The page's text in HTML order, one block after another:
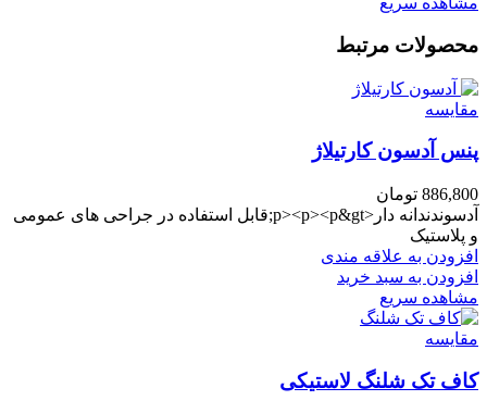
محصولات مرتبط
مقایسه
پنس آدسون کارتیلاژ
886,800 تومان
آدسوندندانه دار<p><p><p&gt;قابل استفاده در جراحی های عمومی
و پلاستیک
افزودن به علاقه مندی
افزودن به سبد خرید
مشاهده سریع
مقایسه
کاف تک شلنگ لاستیکی